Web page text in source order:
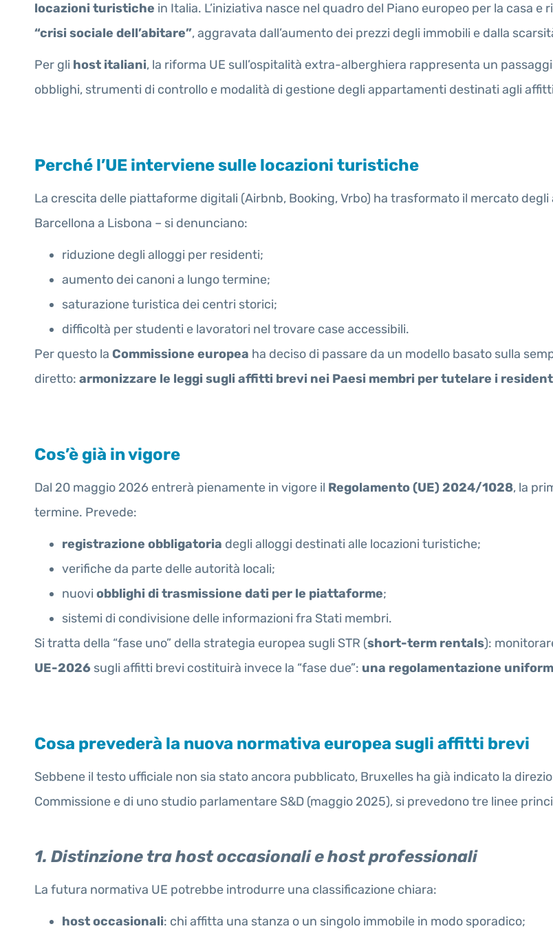
locazioni turistiche in Italia. L’iniziativa nasce nel quadro del Piano europeo per la casa
“crisi sociale dell’abitare”, aggravata dall’aumento dei prezzi degli immobili e dalla
Per gli host italiani, la riforma UE sull’ospitalità extra-alberghiera rappresenta un
obblighi, strumenti di controllo e modalità di gestione degli appartamenti destinati agli
Perché l’UE interviene sulle locazioni turistiche
La crescita delle piattaforme digitali (Airbnb, Booking, Vrbo) ha trasformato il mercato
Barcellona a Lisbona – si denunciano:
riduzione degli alloggi per residenti;
aumento dei canoni a lungo termine;
saturazione turistica dei centri storici;
difficoltà per studenti e lavoratori nel trovare case accessibili.
Per questo la Commissione europea ha deciso di passare da un modello basato sulla
diretto: armonizzare le leggi sugli affitti brevi nei Paesi membri per tutelare i
Cos’è già in vigore
Dal 20 maggio 2026 entrerà pienamente in vigore il Regolamento (UE) 2024/1028, la
termine. Prevede:
registrazione obbligatoria degli alloggi destinati alle locazioni turistiche;
verifiche da parte delle autorità locali;
nuovi obblighi di trasmissione dati per le piattaforme;
sistemi di condivisione delle informazioni fra Stati membri.
Si tratta della “fase uno” della strategia europea sugli STR (short-term rentals):
UE-2026 sugli affitti brevi costituirà invece la “fase due”: una regolamentazione
Cosa prevederà la nuova normativa europea sugli affitti brevi
Sebbene il testo ufficiale non sia stato ancora pubblicato, Bruxelles ha già indicato la
Commissione e di uno studio parlamentare S&D (maggio 2025), si prevedono tre linee
1. Distinzione tra host occasionali e host professionali
La futura normativa UE potrebbe introdurre una classificazione chiara:
host occasionali: chi affitta una stanza o un singolo immobile in modo sporadico;